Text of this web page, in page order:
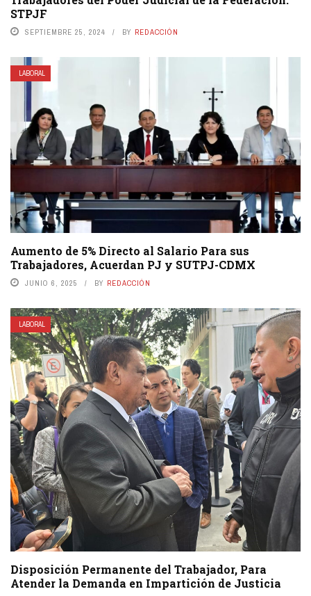
STPJF
SEPTIEMBRE 25, 2024 BY REDACCIÓN
LABORAL
Aumento de 5% Directo al Salario Para sus
Trabajadores, Acuerdan PJ y SUTPJ-CDMX
JUNIO 6, 2025 BY REDACCIÓN
LABORAL
Disposición Permanente del Trabajador, Para
Atender la Demanda en Impartición de Justicia